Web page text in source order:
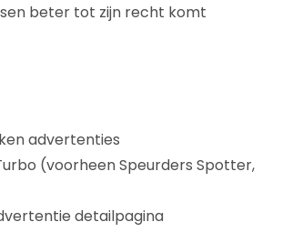
beter tot zijn recht komt
advertenties
(voorheen Speurders Spotter,
detailpagina